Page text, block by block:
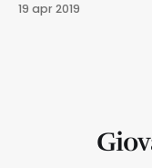
19 apr 2019